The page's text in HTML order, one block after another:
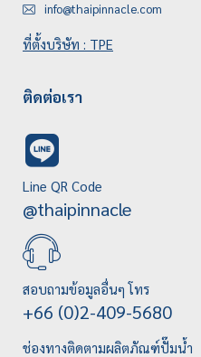
info@thaipinnacle.com
ที่ตั้งบริษัท : TPE
ติดต่อเรา
Line QR Code
@thaipinnacle
สอบถามข้อมูลอื่นๆ โทร
+66 (0)2-409-5680
ช่องทางติดตามผลิตภัณฑ์ปั๊มน้ำ